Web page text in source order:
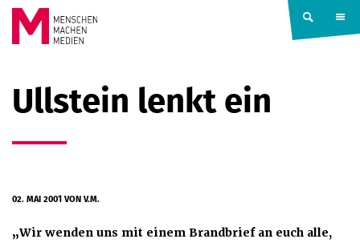
Springe zum Inhalt
MACHEN
MEDIEN
Ullstein lenkt ein
02. MAI 2001VON V.M.
„Wir wenden uns mit einem Brandbrief an euch alle,